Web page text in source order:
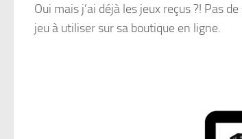
Oui mais j’ai déjà les jeux reçus ?! Pas
jeu à utiliser sur sa boutique en ligne.